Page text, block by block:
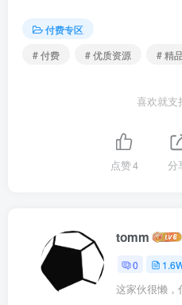
| | └──第02节.Swtich转换开关
| ├──第06讲： 自定义控件-
| | ├──第01节.DashBoard控件
| ├──第07讲： 自定义控件-
| | ├──第01节.DialPlate控件
| ├──第08讲： 自定义控件-
| | ├──第01节
| | └──第02节
| └──第10讲： 自定义控件
| | ├──第01节.FlowControl控
| | ├──第02节.FlowControl控
| | ├──第03节.FlowControl控
| | ├──第04节.FlowControl控
付费专区
# 付费
# 优质资源 # 精品
喜欢就支
点赞4 分
tomm
0
这家伙很懒，